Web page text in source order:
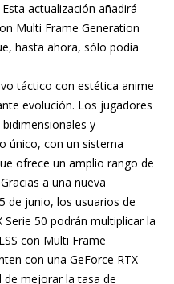
actualización añadirá
Multi Frame Generation
hasta ahora, sólo podía
táctico con estética anime
evolución. Los jugadores
y
único, con un sistema
ofrece un amplio rango de
a una nueva
de junio, los usuarios de
50 podrán multiplicar la
con Multi Frame
con una GeForce RTX
de mejorar la tasa de